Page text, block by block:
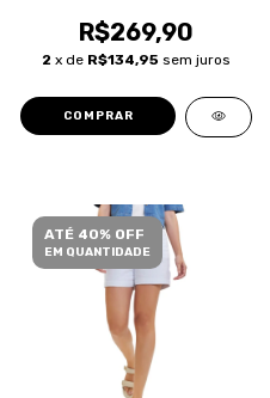
R$269,90
2 x de R$134,95 sem juros
COMPRAR
ATÉ 40% OFF
EM QUANTIDADE